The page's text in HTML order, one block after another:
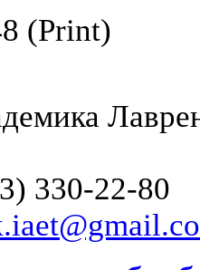
(Print)
330-22-80